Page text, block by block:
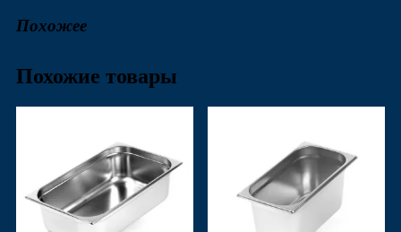
Похожее
Похожие товары